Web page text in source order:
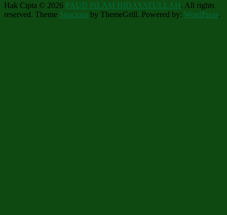
Hak Cipta © 2026 PAUD ISLAM HIDAYATULLAH. All rights
reserved. Theme Spacious by ThemeGrill. Powered by: WordPress.